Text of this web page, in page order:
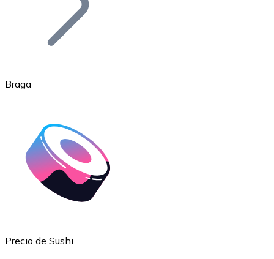
Ethereum
ETH
Braga
Precio de Sushi